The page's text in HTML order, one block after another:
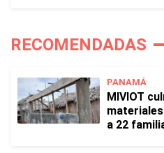
RECOMENDADAS
PANAMÁ
MIVIOT
a 22